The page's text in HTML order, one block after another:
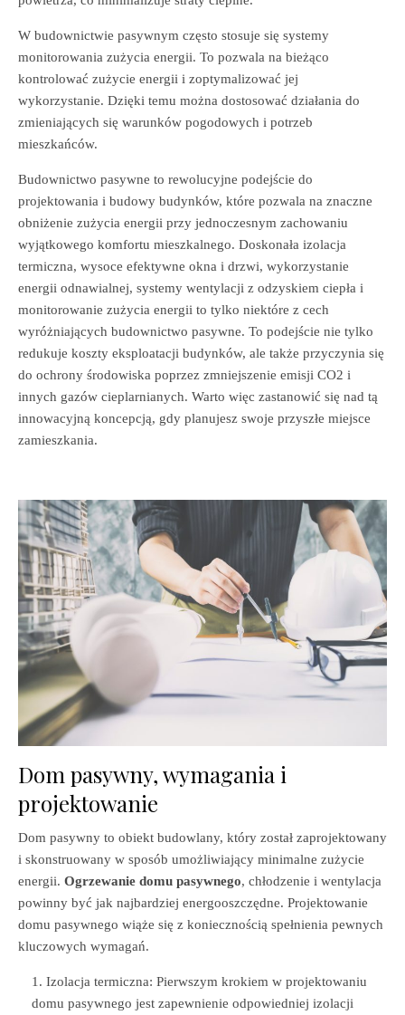
W budownictwie pasywnym często stosuje się systemy
monitorowania zużycia energii. To pozwala na bieżąco
kontrolować zużycie energii i zoptymalizować jej
wykorzystanie. Dzięki temu można dostosować działania do
zmieniających się warunków pogodowych i potrzeb
mieszkańców.
Budownictwo pasywne to rewolucyjne podejście do
projektowania i budowy budynków, które pozwala na znaczne
obniżenie zużycia energii przy jednoczesnym zachowaniu
wyjątkowego komfortu mieszkalnego. Doskonała izolacja
termiczna, wysoce efektywne okna i drzwi, wykorzystanie
energii odnawialnej, systemy wentylacji z odzyskiem ciepła i
monitorowanie zużycia energii to tylko niektóre z cech
wyróżniających budownictwo pasywne. To podejście nie tylko
redukuje koszty eksploatacji budynków, ale także przyczynia się
do ochrony środowiska poprzez zmniejszenie emisji CO2 i
innych gazów cieplarnianych. Warto więc zastanowić się nad tą
innowacyjną koncepcją, gdy planujesz swoje przyszłe miejsce
zamieszkania.
Dom pasywny, wymagania i
projektowanie
Dom pasywny to obiekt budowlany, który został zaprojektowany
i skonstruowany w sposób umożliwiający minimalne zużycie
energii. Ogrzewanie domu pasywnego, chłodzenie i wentylacja
powinny być jak najbardziej energooszczędne. Projektowanie
domu pasywnego wiąże się z koniecznością spełnienia pewnych
kluczowych wymagań.
Izolacja termiczna: Pierwszym krokiem w projektowaniu
domu pasywnego jest zapewnienie odpowiedniej izolacji